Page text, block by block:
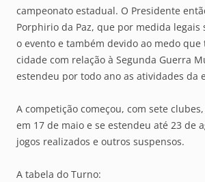
campeonato estadual. O Presidente
Porphirio da Paz, que por medida legais
o evento e também devido ao medo que
cidade com relação à Segunda Guerra
estendeu por todo ano as atividades da
A competição começou, com sete
em 17 de maio e se estendeu até 23 de
jogos realizados e outros suspensos.
A tabela do Turno: